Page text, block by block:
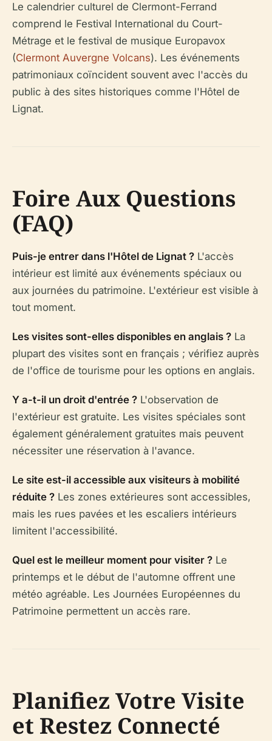
Le calendrier culturel de Clermont-Ferrand
comprend le Festival International du Court-
Métrage et le festival de musique Europavox
(Clermont Auvergne Volcans). Les événements
patrimoniaux coïncident souvent avec l'accès du
public à des sites historiques comme l'Hôtel de
Lignat.
Foire Aux Questions
(FAQ)
Puis-je entrer dans l'Hôtel de Lignat ? L'accès
intérieur est limité aux événements spéciaux ou
aux journées du patrimoine. L'extérieur est visible à
tout moment.
Les visites sont-elles disponibles en anglais ? La
plupart des visites sont en français ; vérifiez auprès
de l'office de tourisme pour les options en anglais.
Y a-t-il un droit d'entrée ? L'observation de
l'extérieur est gratuite. Les visites spéciales sont
également généralement gratuites mais peuvent
nécessiter une réservation à l'avance.
Le site est-il accessible aux visiteurs à mobilité
réduite ? Les zones extérieures sont accessibles,
mais les rues pavées et les escaliers intérieurs
limitent l'accessibilité.
Quel est le meilleur moment pour visiter ? Le
printemps et le début de l'automne offrent une
météo agréable. Les Journées Européennes du
Patrimoine permettent un accès rare.
Planifiez Votre Visite
et Restez Connecté